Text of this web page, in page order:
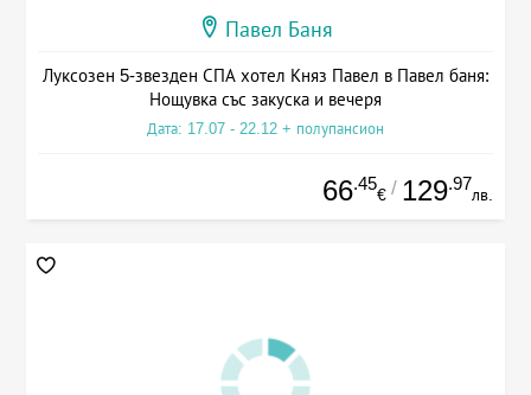
Павел Баня
Луксозен 5-звезден СПА хотел Княз Павел в Павел баня:
Нощувка със закуска и вечеря
Дата: 17.07 - 22.12 + полупансион
66.45
€ / 129.97
лв.